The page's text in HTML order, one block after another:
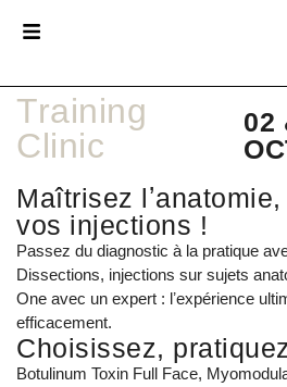
Training
Clinic
02
Maîtrisez
vos injections !
Passez du diagnostic à la pratique
Dissections, injections sur sujets
One avec un expert : lʼexpérience
efficacement.
Choisissez,
Botulinum Toxin Full Face,